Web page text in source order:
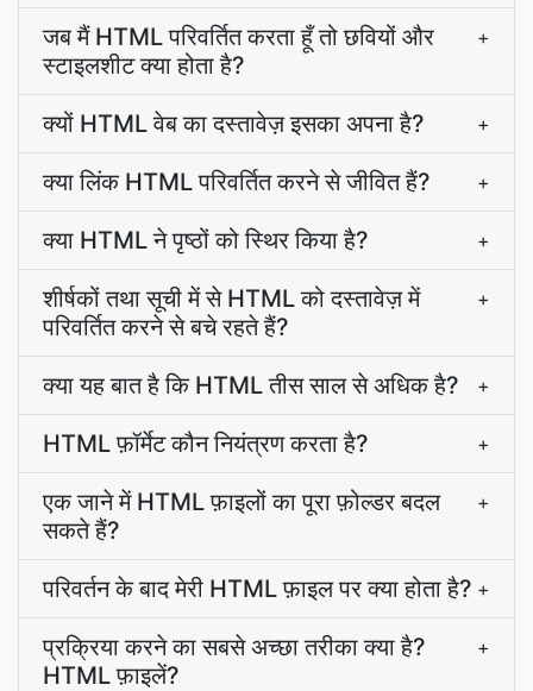
जब मैं HTML परिवर्तित करता हूँ तो छवियों और
स्टाइलशीट क्या होता है?
+
क्यों HTML वेब का दस्तावेज़ इसका अपना है? +
क्या लिंक HTML परिवर्तित करने से जीवित हैं? +
क्या HTML ने पृष्ठों को स्थिर किया है? +
शीर्षकों तथा सूची में से HTML को दस्तावेज़ में
परिवर्तित करने से बचे रहते हैं?
+
क्या यह बात है कि HTML तीस साल से अधिक है? +
HTML फ़ॉर्मेट कौन नियंत्रण करता है? +
एक जाने में HTML फ़ाइलों का पूरा फ़ोल्डर बदल
सकते हैं?
+
परिवर्तन के बाद मेरी HTML फ़ाइल पर क्या होता है? +
प्रक्रिया करने का सबसे अच्छा तरीका क्या है?
HTML फ़ाइलें?
+